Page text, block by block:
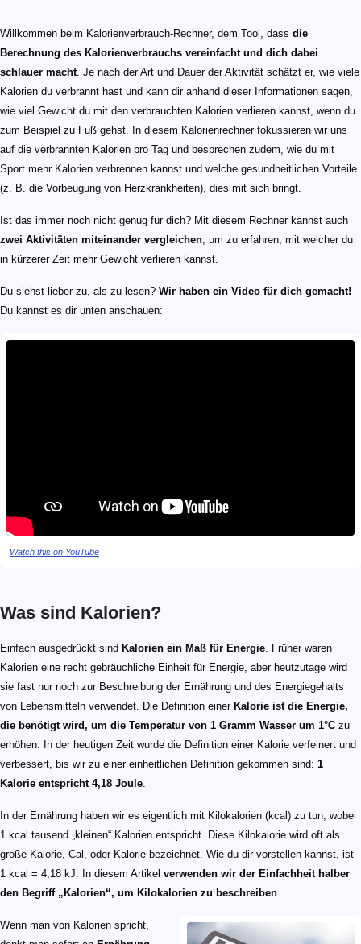
Willkommen beim Kalorienverbrauch-Rechner, dem Tool, dass die
Berechnung des Kalorienverbrauchs vereinfacht und dich dabei
schlauer macht. Je nach der Art und Dauer der Aktivität schätzt er, wie viele
Kalorien du verbrannt hast und kann dir anhand dieser Informationen sagen,
wie viel Gewicht du mit den verbrauchten Kalorien verlieren kannst, wenn du
zum Beispiel zu Fuß gehst. In diesem Kalorienrechner fokussieren wir uns
auf die verbrannten Kalorien pro Tag und besprechen zudem, wie du mit
Sport mehr Kalorien verbrennen kannst und welche gesundheitlichen Vorteile
(z. B. die Vorbeugung von Herzkrankheiten), dies mit sich bringt.
Ist das immer noch nicht genug für dich? Mit diesem Rechner kannst auch
zwei Aktivitäten miteinander vergleichen , um zu erfahren, mit welcher du
in kürzerer Zeit mehr Gewicht verlieren kannst.
Du siehst lieber zu, als zu lesen? Wir haben ein Video für dich gemacht!
Du kannst es dir unten anschauen:
Watch this on YouTube
Was sind Kalorien?
Einfach ausgedrückt sind Kalorien ein Maß für Energie . Früher waren
Kalorien eine recht gebräuchliche Einheit für Energie, aber heutzutage wird
sie fast nur noch zur Beschreibung der Ernährung und des Energiegehalts
von Lebensmitteln verwendet. Die Definition einer Kalorie ist die Energie,
die benötigt wird, um die Temperatur von 1 Gramm Wasser um 1°C zu
erhöhen. In der heutigen Zeit wurde die Definition einer Kalorie verfeinert und
verbessert, bis wir zu einer einheitlichen Definition gekommen sind: 1
Kalorie entspricht 4,18 Joule
In der Ernährung haben wir es eigentlich mit Kilokalorien (kcal) zu tun, wobei
1 kcal tausend „kleinen“ Kalorien entspricht. Diese Kilokalorie wird oft als
große Kalorie, Cal, oder Kalorie bezeichnet. Wie du dir vorstellen kannst, ist
1 kcal = 4,18 kJ. In diesem Artikel verwenden wir der Einfachheit halber
den Begriff „Kalorien“, um Kilokalorien zu beschreiben
Wenn man von Kalorien spricht,